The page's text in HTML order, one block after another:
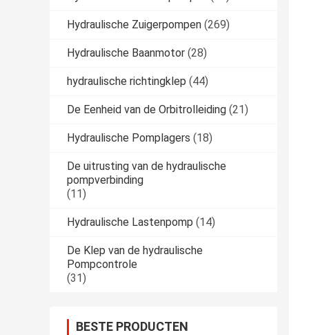
Hydraulische Zuigerpompen (269)
Hydraulische Baanmotor (28)
hydraulische richtingklep (44)
De Eenheid van de Orbitrolleiding (21)
Hydraulische Pomplagers (18)
De uitrusting van de hydraulische
pompverbinding
(11)
Hydraulische Lastenpomp (14)
De Klep van de hydraulische
Pompcontrole
(31)
BESTE PRODUCTEN